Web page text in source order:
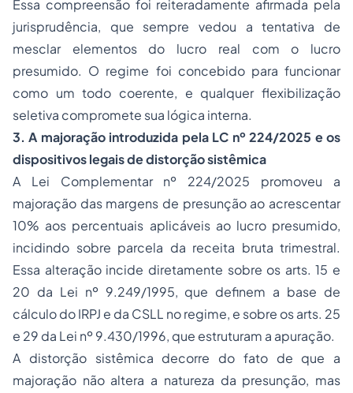
Essa compreensão foi reiteradamente afirmada pela
jurisprudência, que sempre vedou a tentativa de
mesclar elementos do lucro real com o lucro
presumido. O regime foi concebido para funcionar
como um todo coerente, e qualquer flexibilização
seletiva compromete sua lógica interna.
3. A majoração introduzida pela LC nº 224/2025 e os
dispositivos legais de distorção sistêmica
A Lei Complementar nº 224/2025 promoveu a
majoração das margens de presunção ao acrescentar
10% aos percentuais aplicáveis ao lucro presumido,
incidindo sobre parcela da receita bruta trimestral.
Essa alteração incide diretamente sobre os arts. 15 e
20 da Lei nº 9.249/1995, que definem a base de
cálculo do IRPJ e da CSLL no regime, e sobre os arts. 25
e 29 da Lei nº 9.430/1996, que estruturam a apuração.
A distorção sistêmica decorre do fato de que a
majoração não altera a natureza da presunção, mas